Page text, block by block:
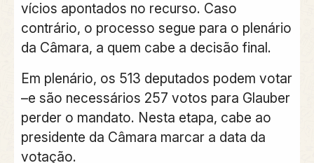
vícios apontados no recurso. Caso
contrário, o processo segue para o plenário
da Câmara, a quem cabe a decisão final.
Em plenário, os 513 deputados podem votar
–e são necessários 257 votos para Glauber
perder o mandato. Nesta etapa, cabe ao
presidente da Câmara marcar a data da
votação.